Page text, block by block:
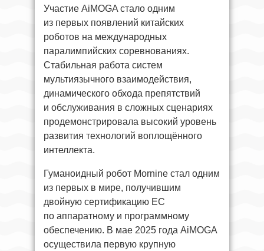
Участие AiMOGA стало одним
из первых появлений китайских
роботов на международных
паралимпийских соревнованиях.
Стабильная работа систем
мультиязычного взаимодействия,
динамического обхода препятствий
и обслуживания в сложных сценариях
продемонстрировала высокий уровень
развития технологий воплощённого
интеллекта.
Гуманоидный робот Mornine стал одним
из первых в мире, получившим
двойную сертификацию ЕС
по аппаратному и программному
обеспечению. В мае 2025 года AiMOGA
осуществила первую крупную